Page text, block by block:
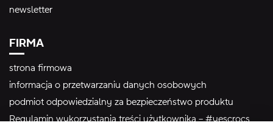
newsletter
FIRMA
strona firmowa
informacja o przetwarzaniu danych osobowych
podmiot odpowiedzialny za bezpieczeństwo produktu
Regulamin wykorzystania treści użytkownika – #yescrocs